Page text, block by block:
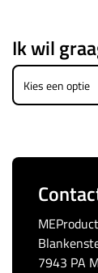
Ik wil
7943 PA